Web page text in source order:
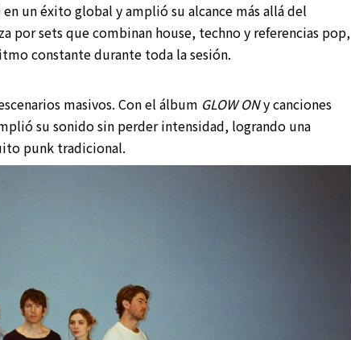
un éxito global y amplió su alcance más allá del
por sets que combinan house, techno y referencias pop,
constante durante toda la sesión.
masivos. Con el álbum GLOW ONy canciones
su sonido sin perder intensidad, logrando una
punk tradicional.